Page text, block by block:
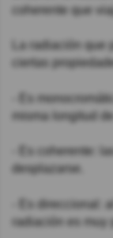
coherente que
La radiación
ciertas
- Es
misma longitud
- Es coherente:
desplazarse.
- Es direccional:
radiación es muy